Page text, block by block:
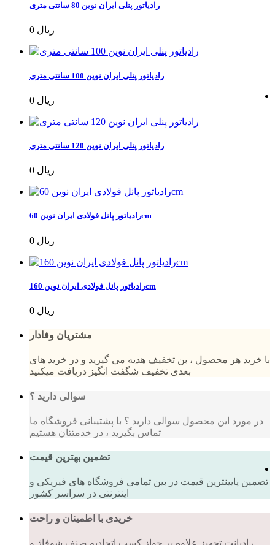
رادیاتور پنلی ایران نوین 80 سانتی متری
0 ریال
رادیاتور پنلی ایران نوین 100 سانتی متری
0 ریال
رادیاتور پنلی ایران نوین 120 سانتی متری
0 ریال
رادیاتور پانل فولادی ایران نوین 60cm
0 ریال
رادیاتور پانل فولادی ایران نوین 160cm
0 ریال
مشتریان وفادار
با خرید هر محصول ، بن تخفیف هدیه می گیرید و در خرید های
بعدی تخفیف شگفت انگیز دریافت میکنید
سوالی دارید ؟
در مورد این محصول سوالی دارید ؟ با پشتیبانی فروشگاه ما
تماس بگیرید ، در خدمتتان هستیم
تضمین بهترین قیمت
تضمین پایینترین قیمت در بین تمامی فروشگاه های فیزیکی و
اینترنتی در سراسر کشور
خریدی با اطمینان و راحت
رادیانت تجهیز علاوه بر جواز کسب اتحادیه صنف شوفاژ و